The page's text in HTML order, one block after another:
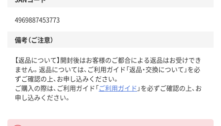
4969887453773
備考（ご注意）
【返品について】開封後はお客様のご都合による返品はお受けでき
ません。返品については、ご利用ガイド「返品・交換について」を必
ずご確認の上、お申し込みください。
ご購入の際は、ご利用ガイド「ご利用ガイド 」を必ずご確認の上、お
申し込みください。